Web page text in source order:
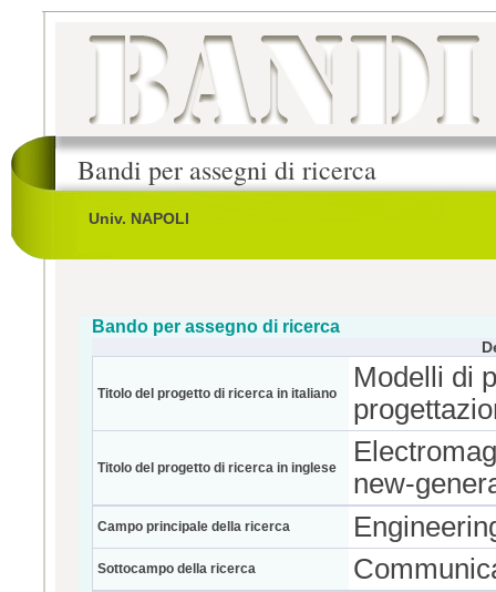
Bandi per assegni di ricerca
Univ. NAPOLI
Bando per assegno di ricerca
Titolo del progetto di ricerca in italiano
Modelli di
Titolo del progetto di ricerca in inglese
new-
Campo principale della ricerca
Sottocampo della ricerca